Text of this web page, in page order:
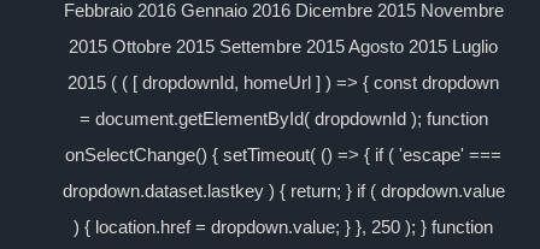
Febbraio 2016 Gennaio 2016 Dicembre 2015 Novembre
2015 Ottobre 2015 Settembre 2015 Agosto 2015 Luglio
2015 ( ( [ dropdownId, homeUrl ] ) => { const dropdown
= document.getElementById( dropdownId ); function
onSelectChange() { setTimeout( () => { if ( 'escape' ===
dropdown.dataset.lastkey ) { return; } if ( dropdown.value
) { location.href = dropdown.value; } }, 250 ); } function